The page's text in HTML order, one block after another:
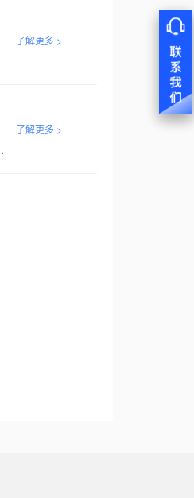
了解更多 >
了解更多 >